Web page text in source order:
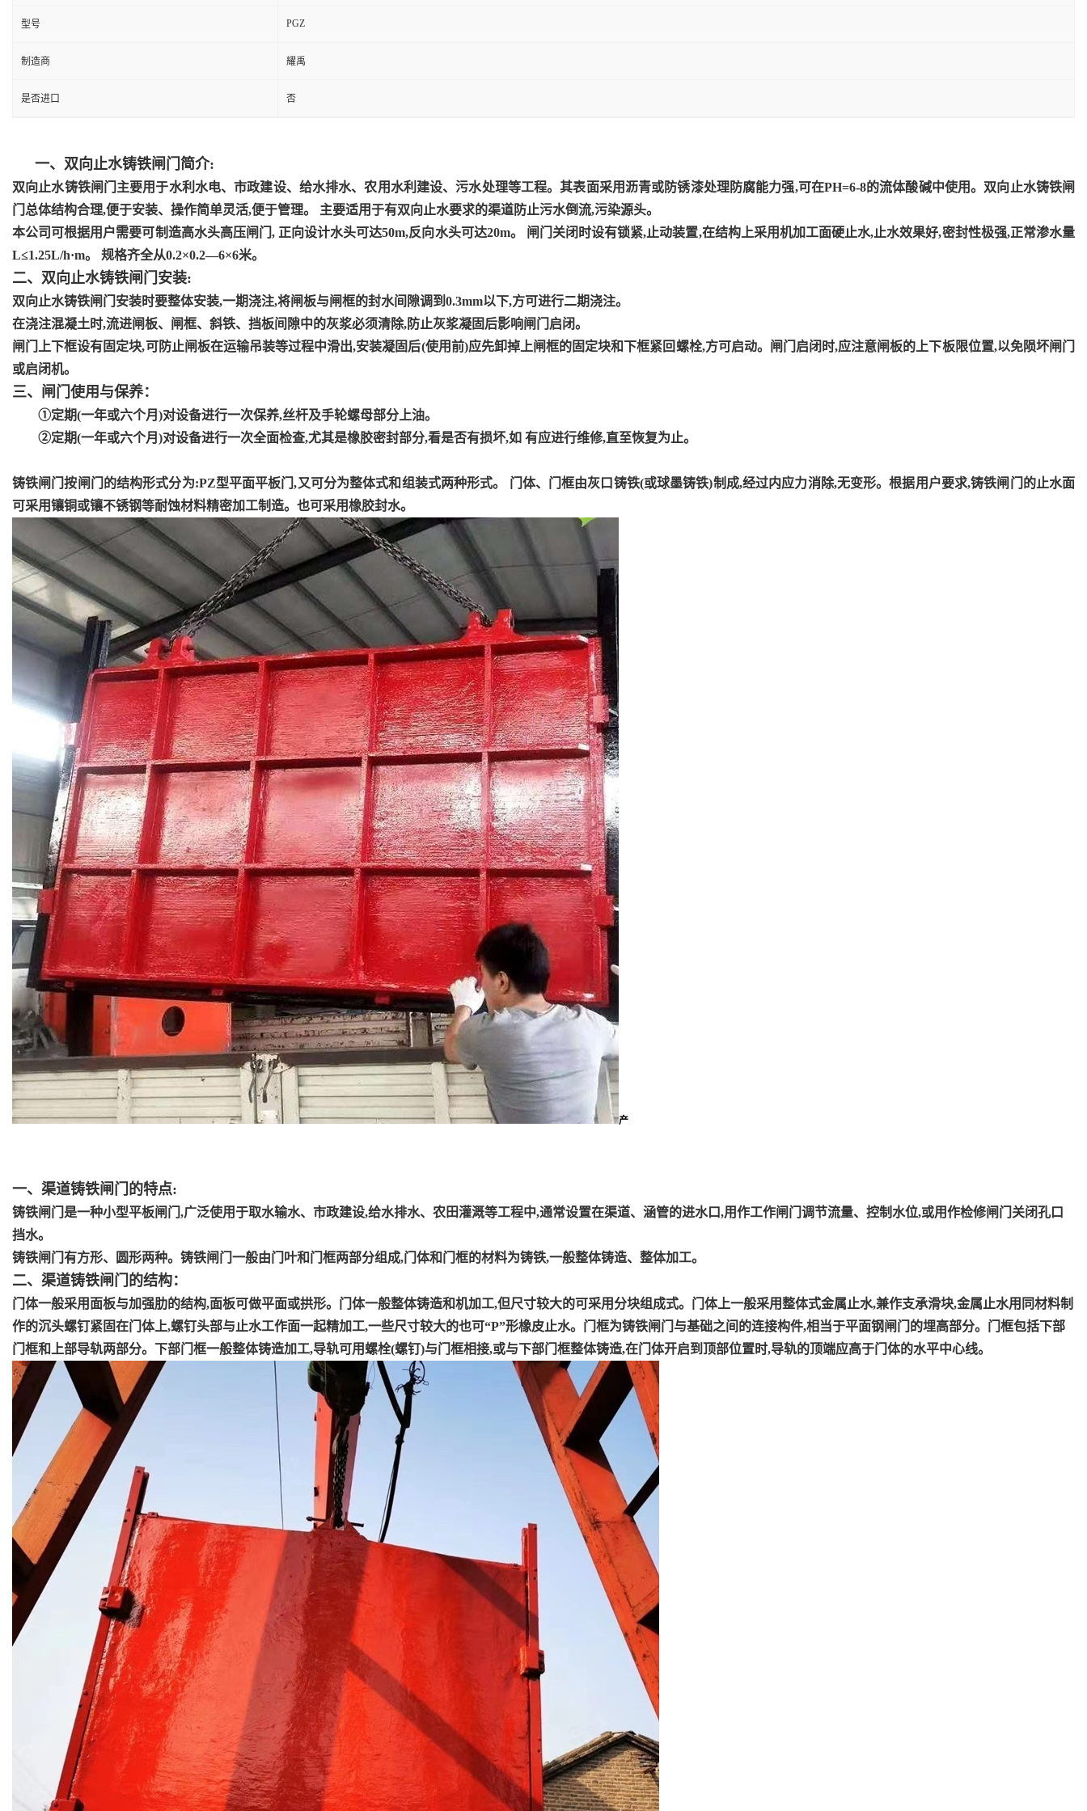
型号 PGZ
制造商 耀禹
是否进口 否
一、双向止水铸铁闸门简介:
双向止水铸铁闸门主要用于水利水电、市政建设、给水排水、农用水利建设、污水处理等工程。其表面采用沥青或防锈漆处理防腐能力强,可在PH=6-8的流体酸碱中使用。双向止水铸铁闸
门总体结构合理,便于安装、操作简单灵活,便于管理。 主要适用于有双向止水要求的渠道防止污水倒流,污染源头。
本公司可根据用户需要可制造高水头高压闸门 , 正向设计水头可达50m,反向水头可达20m。 闸门关闭时设有锁紧,止动装置,在结构上采用机加工面硬止水,止水效果好,密封性极强,正常渗水量
L≤1.25L/h·m。 规格齐全从0.2×0.2—6×6米。
二、双向止水铸铁闸门安装:
双向止水铸铁闸门安装时要整体安装,一期浇注,将闸板与闸框的封水间隙调到0.3mm以下,方可进行二期浇注。
在浇注混凝土时,流进闸板、闸框、斜铁、挡板间隙中的灰浆必须清除,防止灰浆凝固后影响闸门启闭。
闸门上下框设有固定块,可防止闸板在运输吊装等过程中滑出,安装凝固后(使用前)应先卸掉上闸框的固定块和下框紧回螺栓,方可启动。 闸门启闭时,应注意闸板的上下板限位置,以免陨坏闸门
或启闭机。
三、闸门使用与保养：
①定期(一年或六个月)对设备进行一次保养,丝杆及手轮螺母部分上油。
②定期(一年或六个月)对设备进行一次全面检查,尤其是橡胶密封部分,看是否有损坏,如 有应进行维修,直至恢复为止。
铸铁闸门按闸门的结构形式分为:PZ型平面平板门,又可分为整体式和组装式两种形式。 门体、门框由灰口铸铁(或球墨铸铁)制成,经过内应力消除,无变形。根据用户要求,铸铁闸门的止水面
可采用镶铜或镶不锈钢等耐蚀材料精密加工制造。也可采用橡胶封水。
产
一、渠道铸铁闸门 的特点:
铸铁闸门是一种小型平板闸门 ,广泛使用于取水输水、市政建设,给水排水、农田灌溉等工程中,通常设置在渠道、涵管的进水口,用作工作闸门调节流量、控制水位,或用作检修闸门关闭孔口
挡水。
铸铁闸门有方形、圆形两种。铸铁闸门一般由门叶和门框两部分组成,门体和门框的材料为铸铁,一般整体铸造、整体加工。
二、渠道铸铁闸门的结构：
门体一般采用面板与加强肋的结构,面板可做平面或拱形。门体一般整体铸造和机加工,但尺寸较大的可采用分块组成式。门体上一般采用整体式金属止水,兼作支承滑块,金属止水用同材料制
作的沉头螺钉紧固在门体上,螺钉头部与止水工作面一起精加工,一些尺寸较大的也可“P”形橡皮止水。门框为铸铁闸门与基础之间的连接构件,相当于平面钢闸门的埋高部分。门框包括下部
门框和上部导轨两部分。下部门框一般整体铸造加工,导轨可用螺栓(螺钉)与门框相接,或与下部门框整体铸造,在门体开启到顶部位置时,导轨的顶端应高于门体的水平中心线。